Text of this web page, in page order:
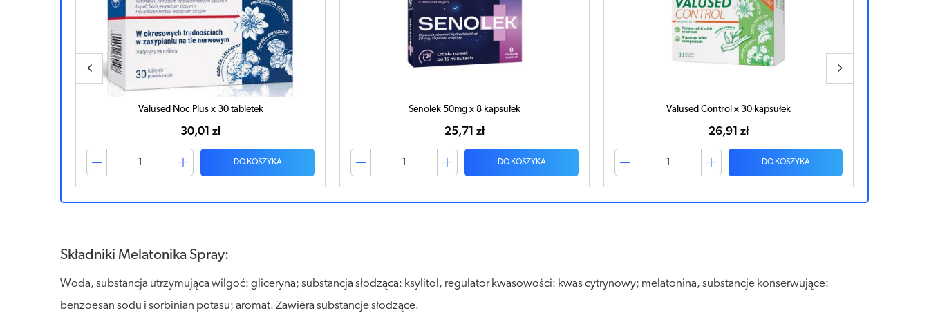
Valused Noc Plus x 30 tabletek
30,01 zł
DO KOSZYKA
Senolek 50mg x 8 kapsułek
25,71 zł
DO KOSZYKA
Valused Control x 30 kapsułek
26,91 zł
DO KOSZYKA
Składniki Melatonika Spray:
Woda, substancja utrzymująca wilgoć: gliceryna; substancja słodząca: ksylitol, regulator kwasowości: kwas cytrynowy; melatonina, substancje konserwujące:
benzoesan sodu i sorbinian potasu; aromat. Zawiera substancje słodzące.